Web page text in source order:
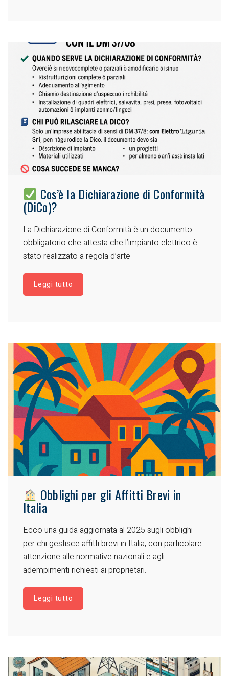
Cos’è la Dichiarazione di Conformità
(DiCo)?
La Dichiarazione di Conformità è un documento
obbligatorio che attesta che l’impianto elettrico è
stato realizzato a regola d’arte
Leggi tutto
Obblighi per gli Affitti Brevi in
Italia
Ecco una guida aggiornata al 2025 sugli obblighi
per chi gestisce affitti brevi in Italia, con particolare
attenzione alle normative nazionali e agli
adempimenti richiesti ai proprietari.
Leggi tutto